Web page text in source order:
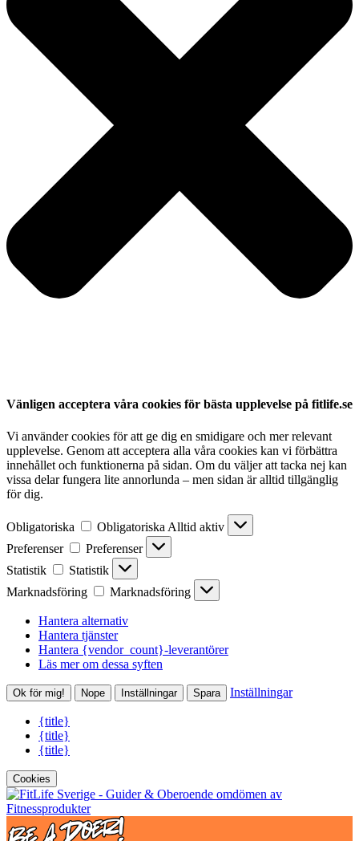
Vänligen acceptera våra cookies för bästa upplevelse på fitlife.se
Vi använder cookies för att ge dig en smidigare och mer relevant
upplevelse. Genom att acceptera alla våra cookies kan vi förbättra
innehållet och funktionerna på sidan. Om du väljer att tacka nej kan
vissa delar fungera lite annorlunda – men sidan är alltid tillgänglig
för dig.
Obligatoriska Obligatoriska Alltid aktiv
Preferenser
Preferenser
Statistik
Statistik
Marknadsföring
Marknadsföring
Hantera alternativ
Hantera tjänster
Hantera {vendor_count}-leverantörer
Läs mer om dessa syften
Ok för mig! Nope Inställningar Spara Inställningar
{title}
{title}
{title}
Cookies